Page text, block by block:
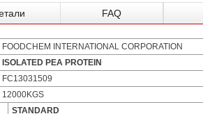
FAQ
FOODCHEM INTERNATIONAL CORPORATION
ISOLATED PEA PROTEIN
FC13031509
12000KGS
STANDARD